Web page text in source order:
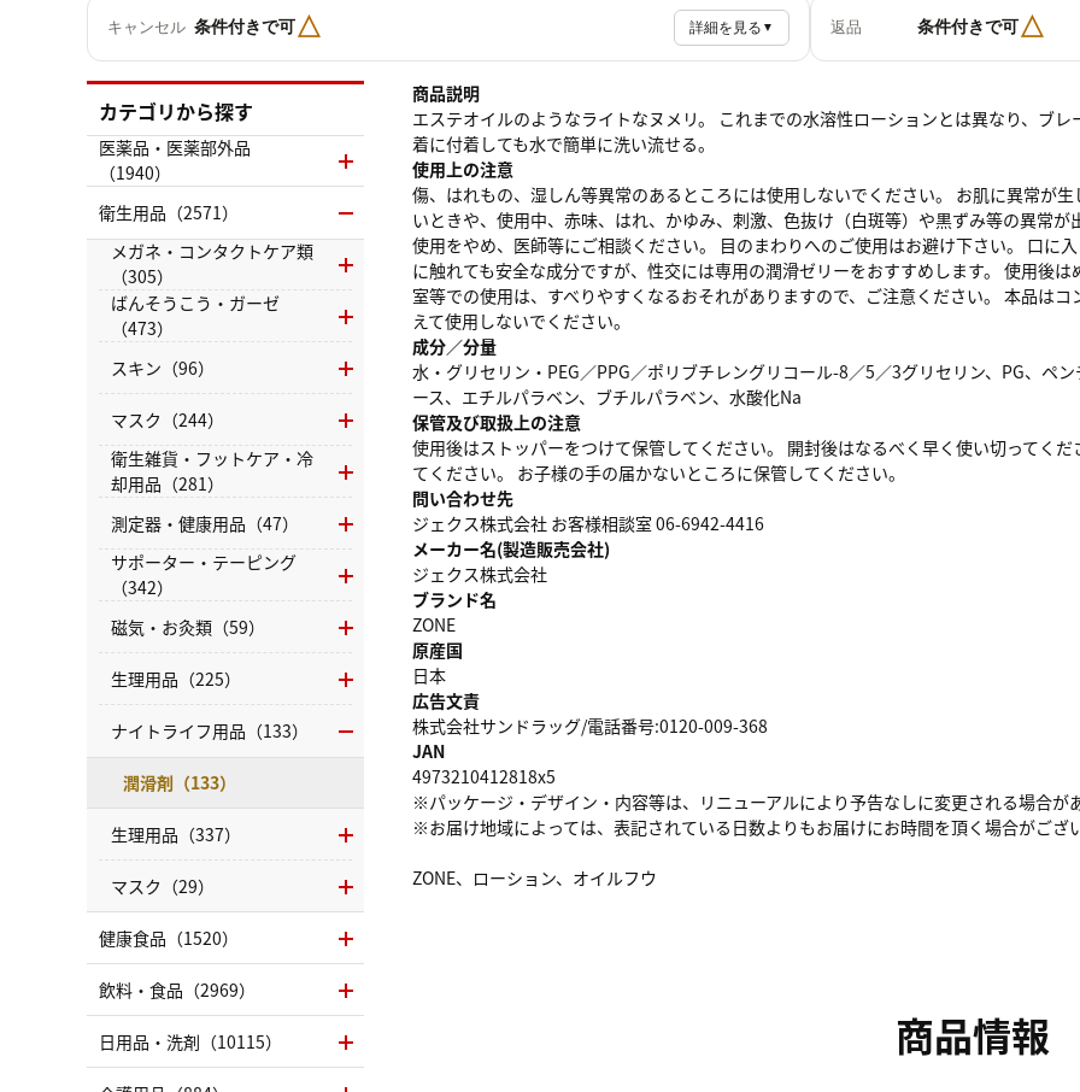
キャンセル 条件付きで可△ 詳細を見る ▼ 返品 条件付きで可△
商品説明
エステオイルのようなライトなヌメリ。 これまでの水溶性ローションとは異なり、ブ
着に付着しても水で簡単に洗い流せる。
使用上の注意
傷、はれもの、湿しん等異常のあるところには使用しないでください。 お肌に異常が
いときや、使用中、赤味、はれ、かゆみ、刺激、色抜け（白斑等）や黒ずみ等の異常
使用をやめ、医師等にご相談ください。 目のまわりへのご使用はお避け下さい。 口に
に触れても安全な成分ですが、性交には専用の潤滑ゼリーをおすすめします。 使用後
室等での使用は、すべりやすくなるおそれがありますので、ご注意ください。 本品は
えて使用しないでください。
成分／分量
水・グリセリン・PEG／PPG／ポリブチレングリコール-8／5／3グリセリン、PG、ペ
ース、エチルパラベン、ブチルパラベン、水酸化Na
保管及び取扱上の注意
使用後はストッパーをつけて保管してください。 開封後はなるべく早く使い切ってく
てください。 お子様の手の届かないところに保管してください。
問い合わせ先
ジェクス株式会社 お客様相談室 06-6942-4416
メーカー名(製造販売会社)
ジェクス株式会社
ブランド名
ZONE
原産国
日本
広告文責
株式会社サンドラッグ/電話番号:0120-009-368
JAN
4973210412818x5
※パッケージ・デザイン・内容等は、リニューアルにより予告なしに変更される場合が
※お届け地域によっては、表記されている日数よりもお届けにお時間を頂く場合がござ
ZONE、ローション、オイルフウ
商品情報
カテゴリから探す
医薬品・医薬部外品
（1940）
衛生用品（2571）
メガネ・コンタクトケア類
（305）
ばんそうこう・ガーゼ
（473）
スキン（96）
マスク（244）
衛生雑貨・フットケア・冷
却用品（281）
測定器・健康用品（47）
サポーター・テーピング
（342）
磁気・お灸類（59）
生理用品（225）
ナイトライフ用品（133）
潤滑剤（133）
生理用品（337）
マスク（29）
健康食品（1520）
飲料・食品（2969）
日用品・洗剤（10115）